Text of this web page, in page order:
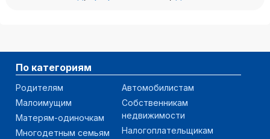
По категориям
Родителям
Малоимущим
Матерям-одиночкам
Многодетным семьям
Автомобилистам
Собственникам
недвижимости
Налогоплательщикам